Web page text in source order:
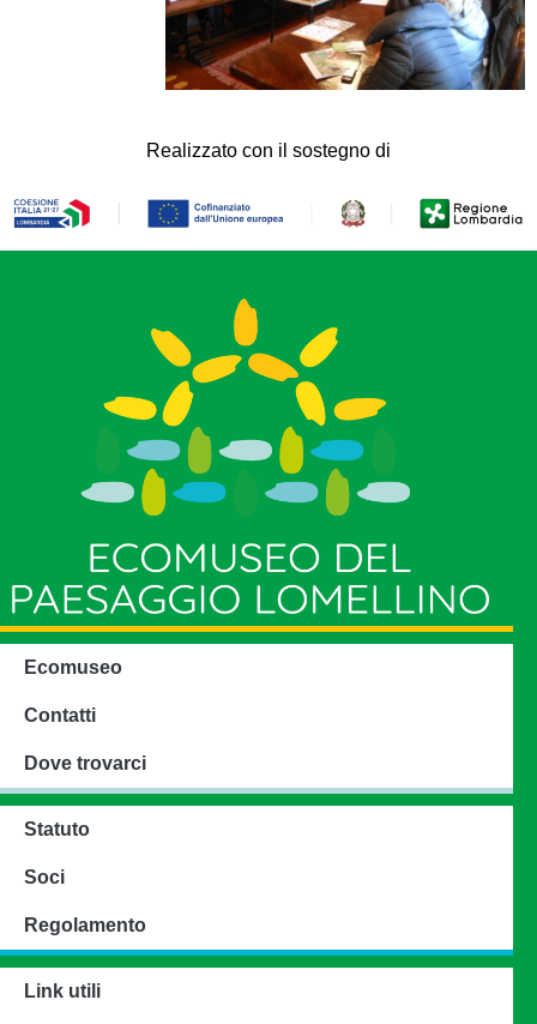
Realizzato con il sostegno di
Ecomuseo
Contatti
Dove trovarci
Statuto
Soci
Regolamento
Link utili